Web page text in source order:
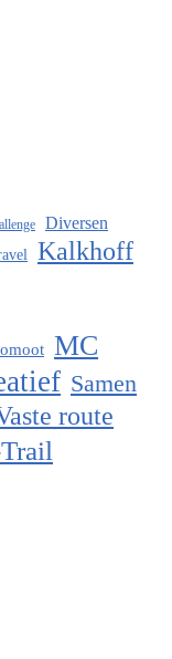
Diversen
Kalkhoff
MC
Samen
route